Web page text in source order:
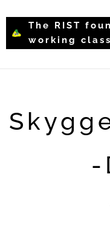
The RIST
working class
-